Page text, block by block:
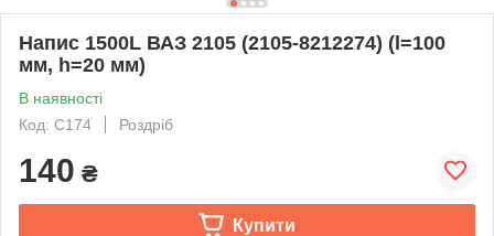
Напис 1500L ВАЗ 2105 (2105-8212274) (l=100
мм, h=20 мм)
В наявності
Код: C174
Роздріб
140 ₴
Купити